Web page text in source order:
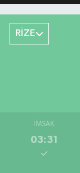
RİZE
İMSAK
03:31